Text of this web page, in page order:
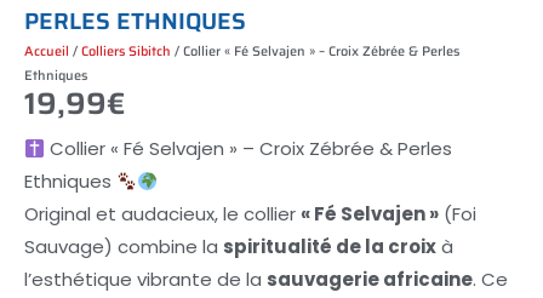
PERLES ETHNIQUES
Accueil /Colliers Sibitch / Collier « Fé Selvajen » – Croix Zébrée & Perles
Ethniques
19,99€
Collier « Fé Selvajen » – Croix Zébrée & Perles
Ethniques
Original et audacieux, le collier « Fé Selvajen » (Foi
Sauvage) combine la spiritualité de la croixà
l’esthétique vibrante de la sauvagerie africaine. Ce